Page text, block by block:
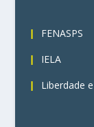
FENASPS
IELA
Liberdade